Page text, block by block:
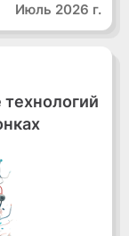
Июль 2026 г.